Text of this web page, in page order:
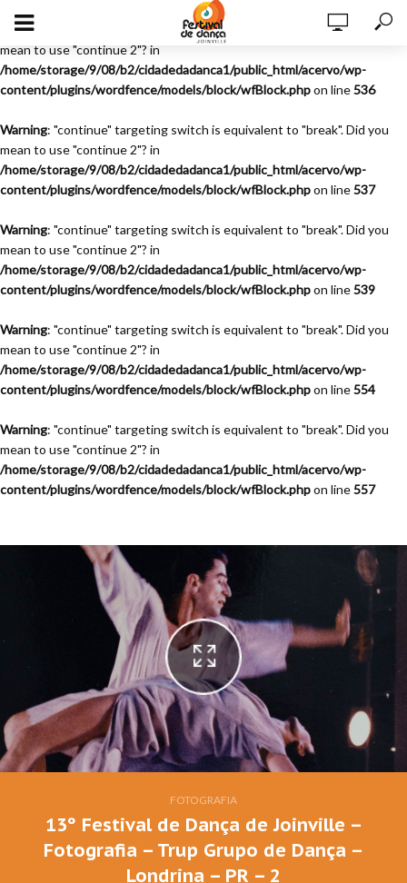
Warning
: "continue" targeting switch is equivalent to "break". Did you
mean to use "continue 2"? in
/home/storage/9/08/b2/cidadedadanca1/public_html/acervo/wp-
content/plugins/wordfence/models/block/wfBlock.phpon line536
Warning: "continue" targeting switch is equivalent to "break". Did you
mean to use "continue 2"? in
/home/storage/9/08/b2/cidadedadanca1/public_html/acervo/wp-
content/plugins/wordfence/models/block/wfBlock.phpon line537
Warning: "continue" targeting switch is equivalent to "break". Did you
mean to use "continue 2"? in
/home/storage/9/08/b2/cidadedadanca1/public_html/acervo/wp-
content/plugins/wordfence/models/block/wfBlock.phpon line539
Warning: "continue" targeting switch is equivalent to "break". Did you
mean to use "continue 2"? in
/home/storage/9/08/b2/cidadedadanca1/public_html/acervo/wp-
content/plugins/wordfence/models/block/wfBlock.phpon line554
Warning: "continue" targeting switch is equivalent to "break". Did you
mean to use "continue 2"? in
/home/storage/9/08/b2/cidadedadanca1/public_html/acervo/wp-
content/plugins/wordfence/models/block/wfBlock.phpon line557
Festival de Dança de jOinville - 13a. Edição - 1995
FOTOGRAFIA
13º Festival de Dança de Joinville –
Fotografia – Trup Grupo de Dança –
Londrina – PR – 2